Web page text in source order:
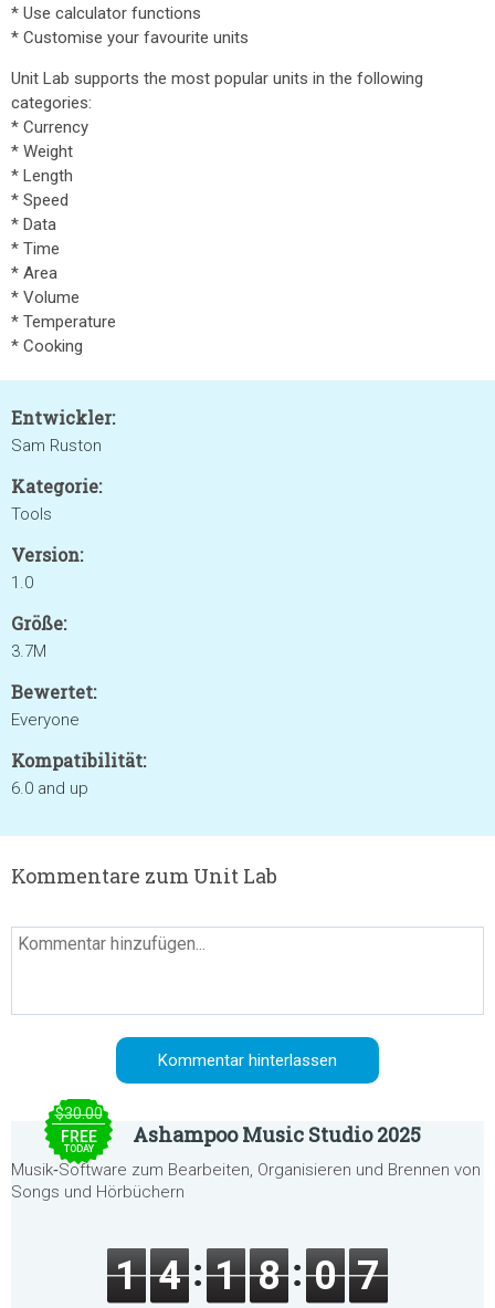
* Use calculator functions
* Customise your favourite units
Unit Lab supports the most popular units in the following
categories:
* Currency
* Weight
* Length
* Speed
* Data
* Time
* Area
* Volume
* Temperature
* Cooking
Entwickler:
Sam Ruston
Kategorie:
Tools
Version:
1.0
Größe:
3.7M
Bewertet:
Everyone
Kompatibilität:
6.0 and up
Kommentare zum Unit Lab
$30.00
FREE
TODAY
Ashampoo Music Studio 2025
Musik‑Software zum Bearbeiten, Organisieren und Brennen von
Songs und Hörbüchern
1 4 1 8 0 7